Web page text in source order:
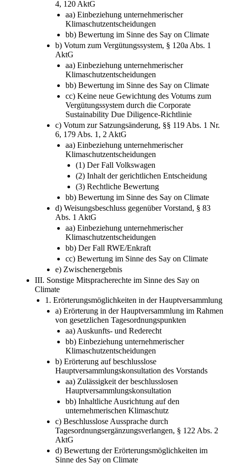
4, 120 AktG
aa) Einbeziehung unternehmerischer
Klimaschutzentscheidungen
bb) Bewertung im Sinne des Say on Climate
b) Votum zum Vergütungssystem, § 120a Abs. 1
AktG
aa) Einbeziehung unternehmerischer
Klimaschutzentscheidungen
bb) Bewertung im Sinne des Say on Climate
cc) Keine neue Gewichtung des Votums zum
Vergütungssystem durch die Corporate
Sustainability Due Diligence-Richtlinie
c) Votum zur Satzungsänderung, §§ 119 Abs. 1 Nr.
6, 179 Abs. 1, 2 AktG
aa) Einbeziehung unternehmerischer
Klimaschutzentscheidungen
(1) Der Fall Volkswagen
(2) Inhalt der gerichtlichen Entscheidung
(3) Rechtliche Bewertung
bb) Bewertung im Sinne des Say on Climate
d) Weisungsbeschluss gegenüber Vorstand, § 83
Abs. 1 AktG
aa) Einbeziehung unternehmerischer
Klimaschutzentscheidungen
bb) Der Fall RWE/Enkraft
cc) Bewertung im Sinne des Say on Climate
e) Zwischenergebnis
III. Sonstige Mitspracherechte im Sinne des Say on
Climate
1. Erörterungsmöglichkeiten in der Hauptversammlung
a) Erörterung in der Hauptversammlung im Rahmen
von gesetzlichen Tagesordnungspunkten
aa) Auskunfts- und Rederecht
bb) Einbeziehung unternehmerischer
Klimaschutzentscheidungen
b) Erörterung auf beschlusslose
Hauptversammlungskonsultation des Vorstands
aa) Zulässigkeit der beschlusslosen
Hauptversammlungskonsultation
bb) Inhaltliche Ausrichtung auf den
unternehmerischen Klimaschutz
c) Beschlusslose Aussprache durch
Tagesordnungsergänzungsverlangen, § 122 Abs. 2
AktG
d) Bewertung der Erörterungsmöglichkeiten im
Sinne des Say on Climate